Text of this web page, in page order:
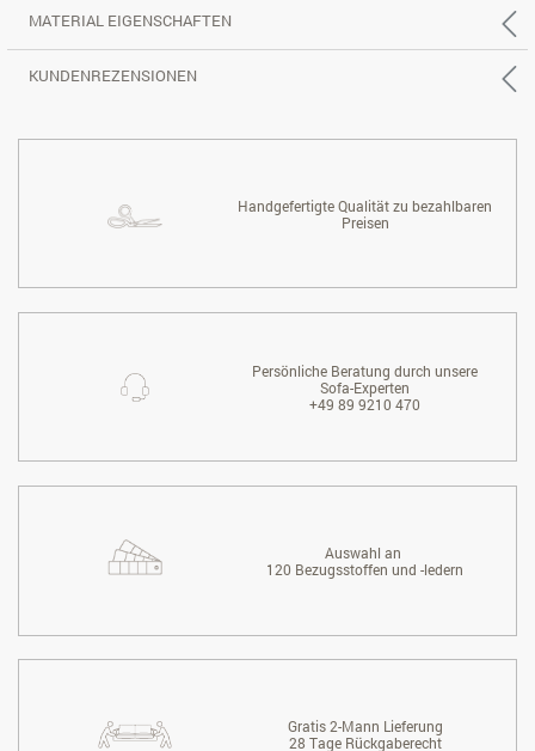
MATERIAL EIGENSCHAFTEN
KUNDENREZENSIONEN
Handgefertigte Qualität zu bezahlbaren
Preisen
Persönliche Beratung durch unsere
Sofa-Experten
+49 89 9210 470
Auswahl an
120 Bezugsstoffen und -ledern
Gratis 2-Mann Lieferung
28 Tage Rückgaberecht